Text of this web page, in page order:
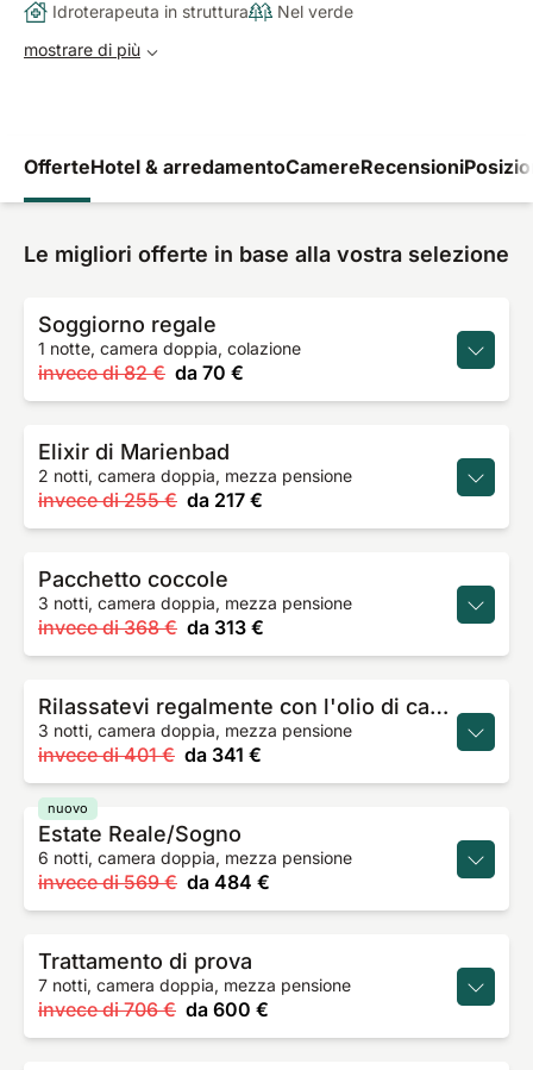
Idroterapeuta in struttura
Nel verde
mostrare di più
OfferteHotel & arredamentoCamereRecensioni
Le migliori offerte in base alla vostra selezione
Soggiorno regale
1 notte, camera doppia, colazione
invece di 82 € da 70 €
Elixir di Marienbad
2 notti, camera doppia, mezza pensione
invece di 255 € da 217 €
Pacchetto coccole
3 notti, camera doppia, mezza pensione
invece di 368 € da 313 €
Rilassatevi regalmente con l'olio di canapa
3 notti, camera doppia, mezza pensione
invece di 401 € da 341 €
Estate Reale/Sogno
6 notti, camera doppia, mezza pensione
invece di 569 € da 484 €
nuovo
Trattamento di prova
7 notti, camera doppia, mezza pensione
invece di 706 € da 600 €